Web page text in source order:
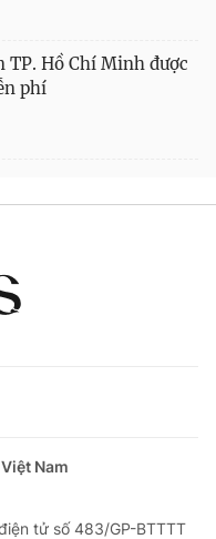
Hồ Chí Minh được
phí
Nam
tử số 483/GP-BTTTT